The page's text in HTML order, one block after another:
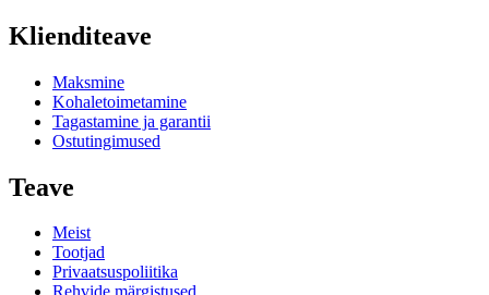
Klienditeave
Maksmine
Kohaletoimetamine
Tagastamine ja garantii
Ostutingimused
Teave
Meist
Tootjad
Privaatsuspoliitika